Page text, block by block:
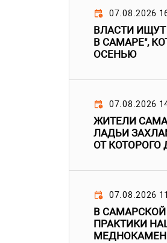
07.08.2026
ВЛАСТИ
В САМАРЕ",
ОСЕНЬЮ
07.08.2026
ЖИТЕЛИ
ЛАДЬИ
ОТ КОТОРОГО
07.08.2026
В
ПРАКТИКИ